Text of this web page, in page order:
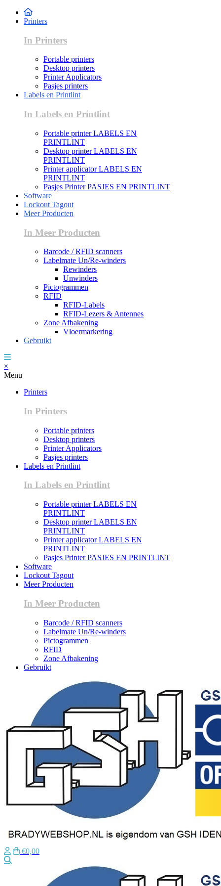
Printers
In Printers
Portable printers
Desktop printers
Printer Applicators
Pasjes printers
Labels en Printlint
In Labels en Printlint
Portable printer LABELS EN
PRINTLINT
Desktop printer LABELS EN
PRINTLINT
Printer applicator LABELS EN
PRINTLINT
Pasjes Printer PASJES EN PRINTLINT
Software
Lockout Tagout
Meer Producten
In Meer Producten
Barcode / RFID scanners
Labelmate Un/Re-winders
Rewinders
Unwinders
Pictogrammen
RFID
RFID-Labels
RFID-Lezers & Antennes
Zone Afbakening
Vloermarkering
Gebruikt
×
Menu
Printers
In Printers
Portable printers
Desktop printers
Printer Applicators
Pasjes printers
Labels en Printlint
In Labels en Printlint
Portable printer LABELS EN
PRINTLINT
Desktop printer LABELS EN
PRINTLINT
Printer applicator LABELS EN
PRINTLINT
Pasjes Printer PASJES EN PRINTLINT
Software
Lockout Tagout
Meer Producten
In Meer Producten
Barcode / RFID scanners
Labelmate Un/Re-winders
Pictogrammen
RFID
Zone Afbakening
Gebruikt
€0,00